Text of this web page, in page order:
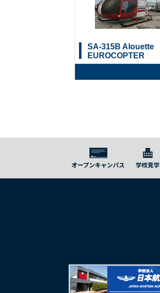
SA-315B Alouette
EUROCOPTER
オープンキャンパス 学校見学